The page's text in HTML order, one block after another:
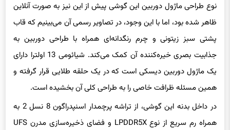
نوع طراحی ماژول دوربین این گوشی پیش از این نیز به صورت آنلاین
ظاهر شده بود، اما با این وجود، در تصاویر رسمی آن می‌بینیم که قاب
پشتی سبز زیتونی و چرم رنگدانه‌ای همراه با طراحی دوربین به
جذابیت بصری خیره‌کننده آن کمک می‌کند. شیائومی 13 اولترا دارای
یک ماژول دوربین دیسکی است که در یک حلقه طلایی قرار گرفته و
همین مسئله ظرافت خاصی را به طراحی کلی آن بخشیده است.
در داخل بدنه این گوشی، از تراشه پرچمدار اسنپدراگون 8 نسل 2 به
همراه رم سریع از نوع LPDDR5X و فضای ذخیره‌سازی مدرن UFS